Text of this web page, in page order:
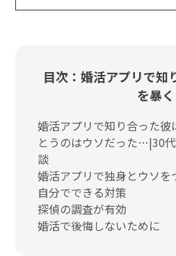
目次：婚活アプリで知
を暴く
婚活アプリで知り合った彼
とうのはウソだった…|30
談
婚活アプリで独身とウソを
自分でできる対策
探偵の調査が有効
婚活で後悔しないために